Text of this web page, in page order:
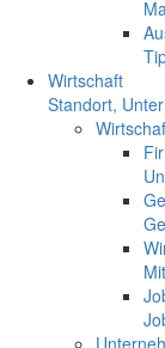
Wirtschaft
Standort,